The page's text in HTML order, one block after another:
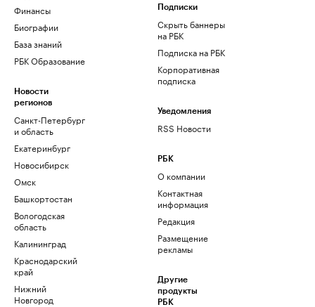
Финансы
Биографии
База знаний
РБК Образование
Новости
регионов
Санкт-Петербург
и область
Екатеринбург
Новосибирск
Омск
Башкортостан
Вологодская
область
Калининград
Краснодарский
край
Нижний
Новгород
Подписки
Скрыть баннеры
на РБК
Подписка на РБК
Корпоративная
подписка
Уведомления
RSS Новости
РБК
О компании
Контактная
информация
Редакция
Размещение
рекламы
Другие
продукты
РБК